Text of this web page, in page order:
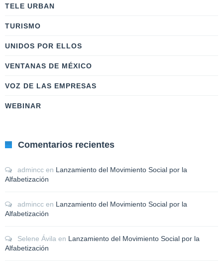
TELE URBAN
TURISMO
UNIDOS POR ELLOS
VENTANAS DE MÉXICO
VOZ DE LAS EMPRESAS
WEBINAR
Comentarios recientes
admincc en Lanzamiento del Movimiento Social por la
Alfabetización
admincc en Lanzamiento del Movimiento Social por la
Alfabetización
Selene Ávila en Lanzamiento del Movimiento Social por la
Alfabetización